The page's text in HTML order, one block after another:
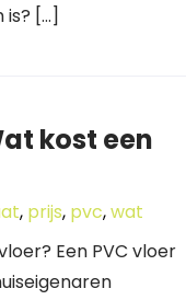
is? […]
kost een
, prijs, pvc,wat
Een PVC vloer